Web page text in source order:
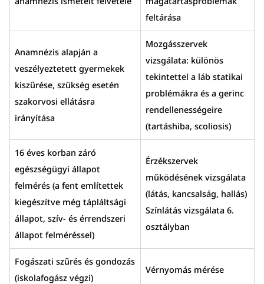
feltárása
Anamnézis alapján a
veszélyeztetett gyermekek
kiszűrése, szükség esetén
szakorvosi ellátásra
irányítása
Mozgásszervek
vizsgálata: különös
tekintettel a láb statikai
problémákra és a gerinc
rendellenességeire
(tartáshiba, scoliosis)
16 éves korban záró
egészségügyi állapot
felmérés (a fent említettek
kiegészítve még tápláltsági
állapot, szív- és érrendszeri
állapot felméréssel)
Érzékszervek
működésének vizsgálata
(látás, kancsalság, hallás)
Színlátás vizsgálata 6.
osztályban
Fogászati szűrés és gondozás
(iskolafogász végzi)
Vérnyomás mérése